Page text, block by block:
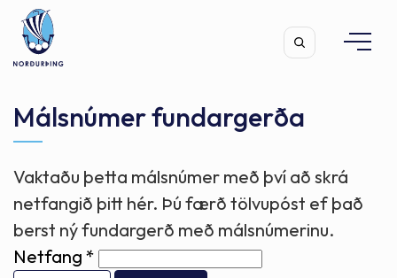
Leita
Málsnúmer fundargerða
Vaktaðu þetta málsnúmer með því að skrá
netfangið þitt hér. Þú færð tölvupóst ef það
berst ný fundargerð með málsnúmerinu.
Netfang